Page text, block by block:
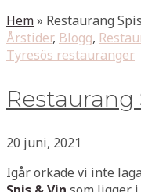
Hem» Restaurang
Årstider, Blogg,
Tyresös restauranger
Restaurang
20 juni, 2021
Igår orkade vi inte